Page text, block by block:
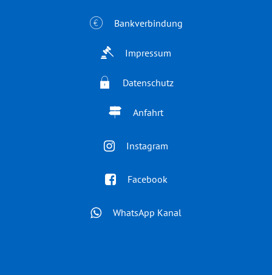
Bankverbindung
Impressum
Datenschutz
Anfahrt
Instagram
Facebook
WhatsApp Kanal